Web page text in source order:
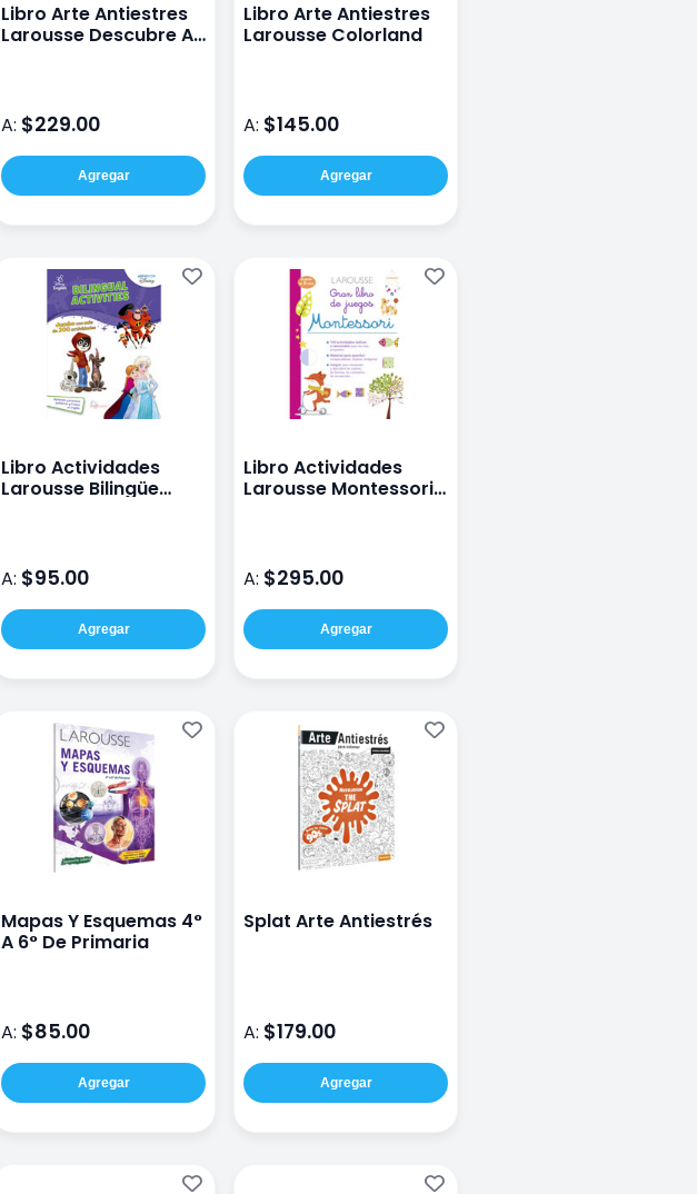
Libro Arte Antiestres
Larousse Descubre A
A: $229.00
Agregar
Libro Arte Antiestres
Larousse Colorland
A: $145.00
Agregar
Libro Actividades
Larousse Bilingüe
A: $95.00
Agregar
Libro Actividades
Larousse Montessori
A: $295.00
Agregar
Mapas Y Esquemas 4°
A 6° De Primaria
A: $85.00
Agregar
Splat Arte Antiestrés
A: $179.00
Agregar